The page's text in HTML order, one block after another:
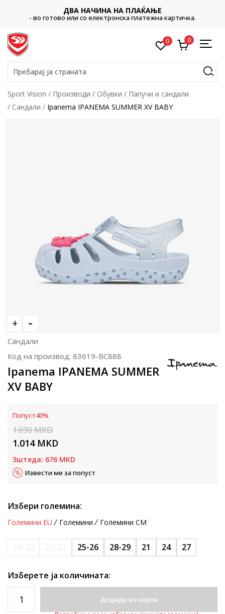
ДВА НАЧИНА НА ПЛАЌАЊЕ
- во готово или со електронска платежна картичка.
0 0
Пребарај ја страната
Sport Vision Производи Обувки
Папучи и сандали
Сандали
Ipanema IPANEMA SUMMER XV BABY
Сандали
Код на производ: 83619-BC888
Ipanema IPANEMA SUMMER
XV BABY
Попуст40%
1.690MKD
1.014 MKD
Зштеда: 676 MKD
Извести ме за попуст
Избери големина:
Големини EU Големини Големини CM
25-26 28-29 21 24 27
Изберете ја количината:
Додади во корпа